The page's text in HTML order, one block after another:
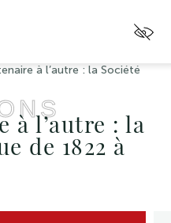
à l’autre : la Société
à l’autre : la
de 1822 à